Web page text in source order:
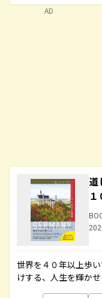
道
１
世界を４０年以上歩
けする、人生を輝か
AD